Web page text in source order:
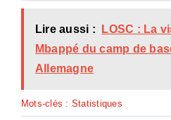
Lire aussi :
LOSC : La
Mbappé du camp de
Allemagne
Mots-clés : Statistiques